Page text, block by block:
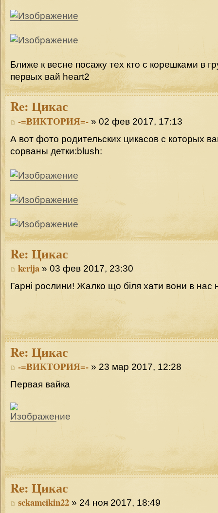
Ближе к весне посажу тех кто с корешками в
первых вай heart2
Re: Цикас
-=ВИКТОРИЯ=- » 02 фев 2017, 17:13
А вот фото родительских цикасов с которых
сорваны детки:blush:
Re: Цикас
kerija » 03 фев 2017, 23:30
Гарні рослини! Жалко що біля хати вони в нас
Re: Цикас
-=ВИКТОРИЯ=- » 23 мар 2017, 12:28
Первая вайка
Re: Цикас
sckameikin22 » 24 ноя 2017, 18:49